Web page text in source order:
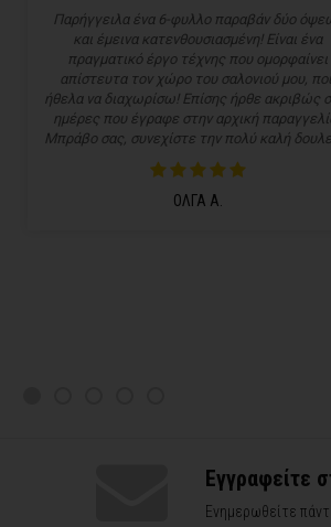
Παρήγγειλα ένα 6-φυλλο παραβάν δύο
και έμεινα κατενθουσιασμένη! Είναι ένα
πραγματικό έργο τέχνης που ομορφαίνει
απίστευτα τον χώρο του σαλονιού μου,
ήθελα να διαχωρίσω! Επίσης ήρθε ακριβώς
ημέρες που έγραφε στην αρχική
Μπράβο σας, συνεχίστε την πολύ καλή
ΟΛΓΑ Α.
Εγγραφείτε
Ενημερωθείτε